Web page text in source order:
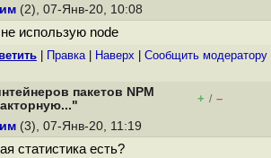
(2), 07-Янв-20, 10:08
использую node
Правка| Наверх Cообщить модератору
пакетов NPM
+ / –
(3), 07-Янв-20, 11:19
статистика есть?